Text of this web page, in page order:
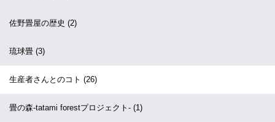
佐野畳屋の歴史 (2)
琉球畳 (3)
生産者さんとのコト (26)
畳の森-tatami forestプロジェクト- (1)